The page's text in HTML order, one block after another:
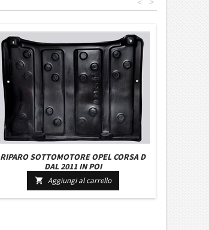
RIPARO SOTTOMOTORE OPEL CORSA D
DAL 2011 IN POI
 Aggiungi al carrello